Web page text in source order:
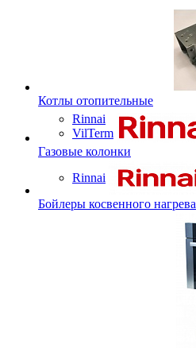
Котлы отопительные
Rinnai
VilTerm
Газовые колонки
Rinnai
Бойлеры косвенного нагрева